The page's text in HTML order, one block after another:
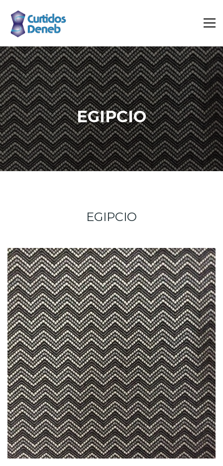
EGIPCIO
EGIPCIO